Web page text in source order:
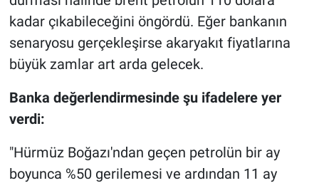
kadar çıkabileceğini öngördü. Eğer bankanın
senaryosu gerçekleşirse akaryakıt fiyatlarına
büyük zamlar art arda gelecek.
Banka değerlendirmesinde şu ifadelere yer
verdi:
"Hürmüz Boğazı'ndan geçen petrolün bir ay
boyunca %50 gerilemesi ve ardından 11 ay
Popüler
Programlar
Sağlık
Teknoloji